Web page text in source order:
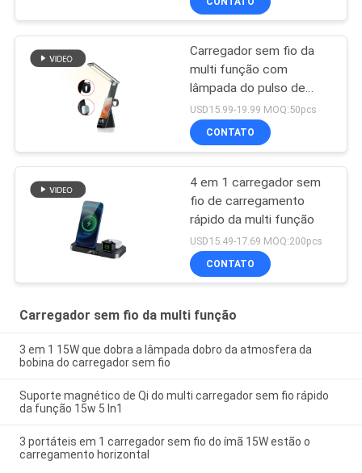
Carregador sem fio da
multi função com
lâmpada do pulso de
disparo
USD15.99-19.99 MOQ:50pcs
CONTATO
4 em 1 carregador sem
fio de carregamento
rápido da multi função
USD15.49-17.69 MOQ:200pcs
CONTATO
Carregador sem fio da multi função
3 em 1 15W que dobra a lâmpada dobro da atmosfera da
bobina do carregador sem fio
Suporte magnético de Qi do multi carregador sem fio rápido
da função 15w 5 In1
3 portáteis em 1 carregador sem fio do ímã 15W estão o
carregamento horizontal